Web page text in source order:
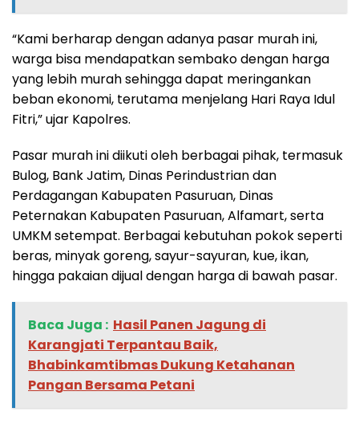
“Kami berharap dengan adanya pasar murah ini,
warga bisa mendapatkan sembako dengan harga
yang lebih murah sehingga dapat meringankan
beban ekonomi, terutama menjelang Hari Raya Idul
Fitri,” ujar Kapolres.
Pasar murah ini diikuti oleh berbagai pihak, termasuk
Bulog, Bank Jatim, Dinas Perindustrian dan
Perdagangan Kabupaten Pasuruan, Dinas
Peternakan Kabupaten Pasuruan, Alfamart, serta
UMKM setempat. Berbagai kebutuhan pokok seperti
beras, minyak goreng, sayur-sayuran, kue, ikan,
hingga pakaian dijual dengan harga di bawah pasar.
Baca Juga : Hasil Panen Jagung di
Karangjati Terpantau Baik,
Bhabinkamtibmas Dukung Ketahanan
Pangan Bersama Petani